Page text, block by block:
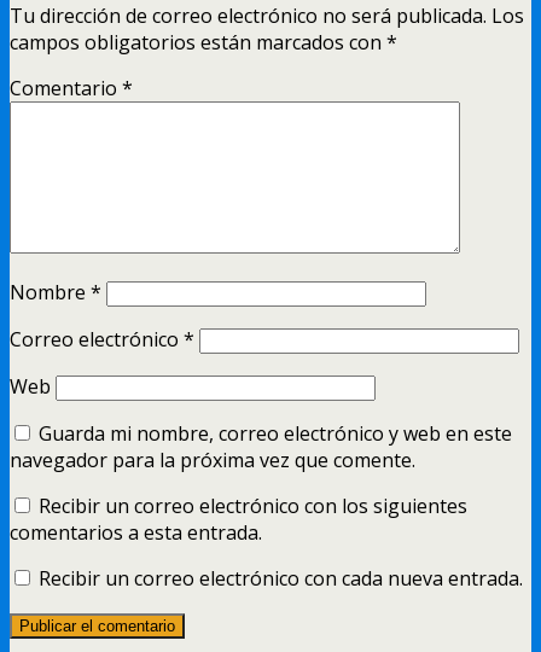
Tu dirección de correo electrónico no será publicada. Los
campos obligatorios están marcados con *
Comentario *
Nombre *
Correo electrónico *
Web
Guarda mi nombre, correo electrónico y web en este
navegador para la próxima vez que comente.
Recibir un correo electrónico con los siguientes
comentarios a esta entrada.
Recibir un correo electrónico con cada nueva entrada.